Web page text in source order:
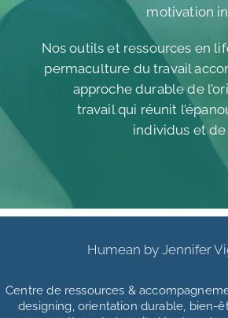
motivation
Nos outils et ressources en
permaculture du travail
approche durable de
travail qui réunit
individus et
Humean by Jennifer
Centre de ressources &
designing, orientation durable, bien-